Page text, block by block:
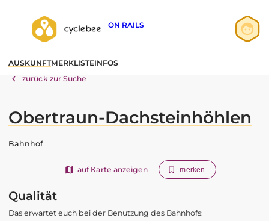
ON RAILS
AUSKUNFTMERKLISTEINFOS
zurück zur Suche
Obertraun-Dachsteinhöhlen
Bahnhof
auf Karte anzeigen merken
Qualität
Das erwartet euch bei der Benutzung des Bahnhofs: